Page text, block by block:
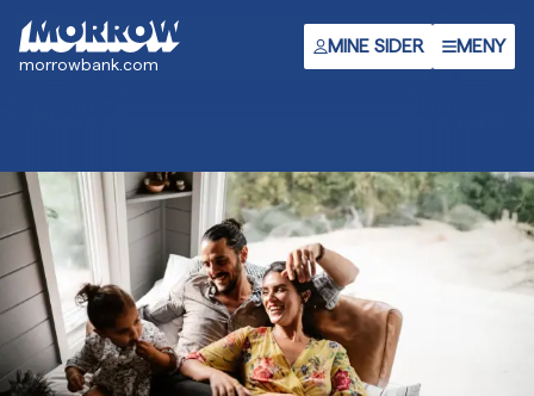
hovedinnhold
morrowbank.com
MINE SIDER MENY